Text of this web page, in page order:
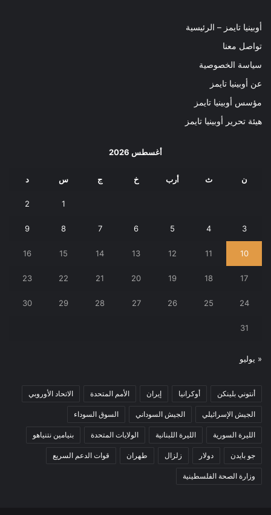
أوبينيا تايمز – الرئيسية
تواصل معنا
سياسة الخصوصية
عن أوبينيا تايمز
مؤسس أوبينيا تايمز
هيئة تحرير أوبينيا تايمز
أغسطس 2026
ن ث أرب خ ج س د
1
2
3
4
5
6
7
8
9
10
11
12
13
14
15
16
17
18
19
20
21
22
23
24
25
26
27
28
29
30
31
« يوليو
أنتوني بلينكن أوكرانيا إيران الأمم المتحدة الاتحاد الأوروبي
الجيش الإسرائيلي الجيش السوداني السوق السوداء
الليرة السورية الليرة اللبنانية الولايات المتحدة بنيامين نتنياهو
جو بايدن دولار زلزال طهران قوات الدعم السريع
وزارة الصحة الفلسطينية